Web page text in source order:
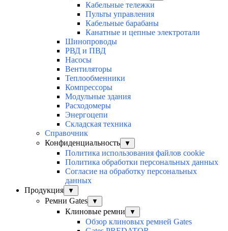
Кабельные тележки
Пульты управления
Кабельные барабаны
Канатные и цепные электротали
Шинопроводы
РВД и ПВД
Насосы
Вентиляторы
Теплообменники
Компрессоры
Модульные здания
Расходомеры
Энергоцепи
Складская техника
Справочник
Конфиденциальность
▼
Политика использования файлов cookie
Политика обработки персональных данных
Согласие на обработку персональных
данных
Продукция
▼
Ремни Gates ▼
Клиновые ремни ▼
Обзор клиновых ремней Gates